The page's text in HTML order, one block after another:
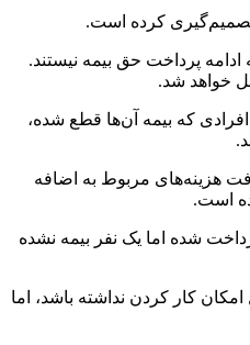
کرده است.
پرداخت حق بیمه نیستند.
خواهد شد.
بخشی از افرادی که بیمه آن‌ها قطع شده،
از دریافت هزینه‌های مربوط به اضافه
است.
اجتماعی پرداخت شده اما یک نفر بیمه نشده
کار کردن نداشته باشد، اما